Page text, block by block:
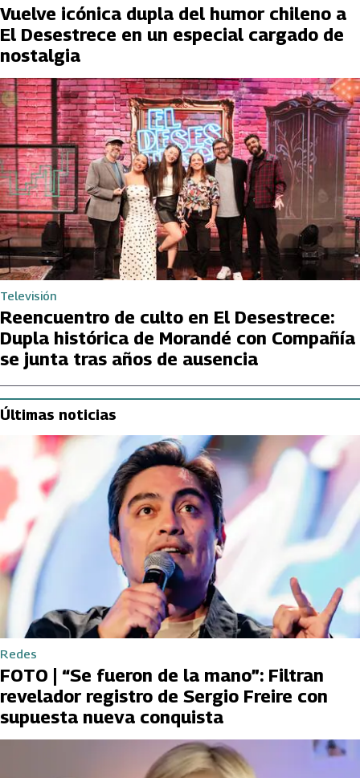
Vuelve icónica dupla del humor chileno a
El Desestrece en un especial cargado de
nostalgia
Televisión
Reencuentro de culto en El Desestrece:
Dupla histórica de Morandé con Compañía
se junta tras años de ausencia
Últimas noticias
Redes
FOTO | “Se fueron de la mano”: Filtran
revelador registro de Sergio Freire con
supuesta nueva conquista